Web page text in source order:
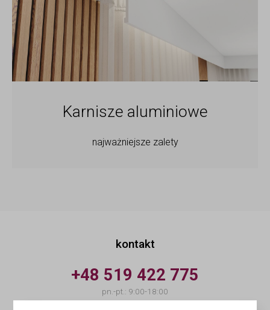
Karnisze aluminiowe
najważniejsze zalety
kontakt
+48 519 422 775
pn.-pt.: 9:00-18:00